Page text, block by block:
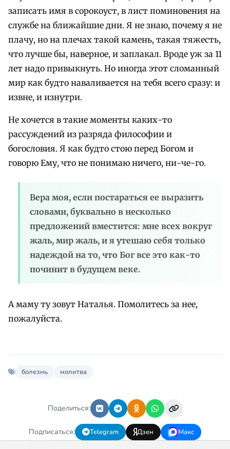
записать имя в сорокоуст, в лист поминовения на
службе на ближайшие дни. Я не знаю, почему я не
плачу, но на плечах такой камень, такая тяжесть,
что лучше бы, наверное, и заплакал. Вроде уж за 11
лет надо привыкнуть. Но иногда этот сломанный
мир как будто наваливается на тебя всего сразу: и
извне, и изнутри.
Не хочется в такие моменты каких-то
рассуждений из разряда философии и
богословия. Я как будто стою перед Богом и
говорю Ему, что не понимаю ничего, ни-че-го.
Вера моя, если постараться ее выразить
словами, буквально в несколько
предложений вместится: мне всех вокруг
жаль, мир жаль, и я утешаю себя только
надеждой на то, что Бог все это как-то
починит в будущем веке.
А маму ту зовут Наталья. Помолитесь за нее,
пожалуйста.
болезнь молитва
Поделиться:
Подписаться: Telegram Дзен Макс